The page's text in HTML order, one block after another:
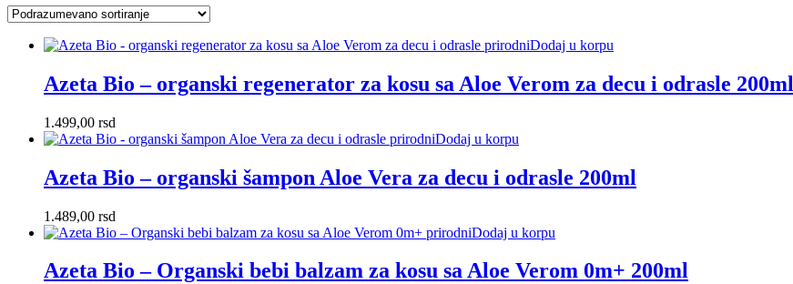
Dodaj u korpu
Azeta Bio – organski regenerator za kosu sa Aloe Verom za decu i odrasle 200ml
1.499,00 rsd
Dodaj u korpu
Azeta Bio – organski šampon Aloe Vera za decu i odrasle 200ml
1.489,00 rsd
Dodaj u korpu
Azeta Bio – Organski bebi balzam za kosu sa Aloe Verom 0m+ 200ml